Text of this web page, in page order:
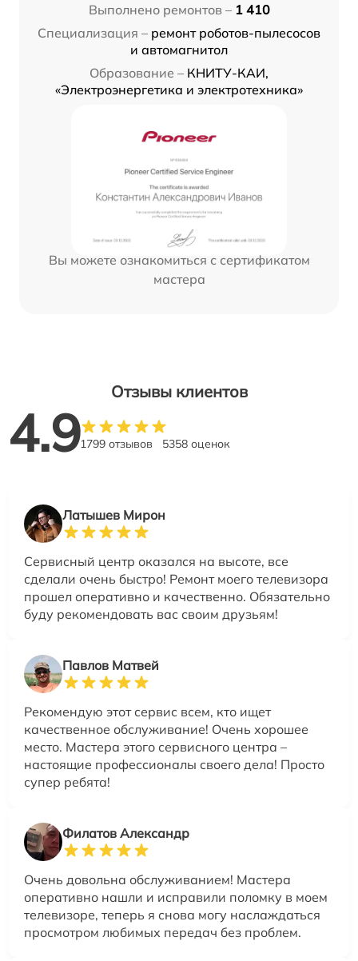
Выполнено ремонтов – 1 410
Специализация – ремонт роботов-пылесосов
и автомагнитол
Образование – КНИТУ-КАИ,
«Электроэнергетика и электротехника»
Вы можете ознакомиться с сертификатом
мастера
Отзывы клиентов
4.91799 отзывов 5358 оценок
Латышев Мирон
Сервисный центр оказался на высоте, все
сделали очень быстро! Ремонт моего телевизора
прошел оперативно и качественно. Обязательно
буду рекомендовать вас своим друзьям!
Павлов Матвей
Рекомендую этот сервис всем, кто ищет
качественное обслуживание! Очень хорошее
место. Мастера этого сервисного центра –
настоящие профессионалы своего дела! Просто
супер ребята!
Филатов Александр
Очень довольна обслуживанием! Мастера
оперативно нашли и исправили поломку в моем
телевизоре, теперь я снова могу наслаждаться
просмотром любимых передач без проблем.